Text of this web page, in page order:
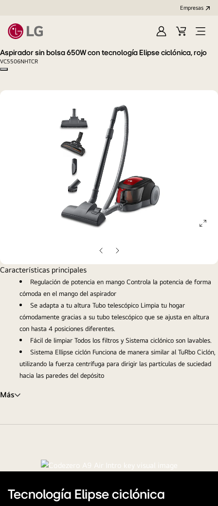
Empresas
Iniciar
Sesión
Carrito
de
compra
Open
Menu
Aspirador sin bolsa 650W con tecnología Elipse ciclónica, rojo
VC5506NHTCR
Copy model name
Diapositiva
anterior
Diapositiva
siguiente
Características principales
Regulación de potencia en mango Controla la potencia de forma
cómoda en el mango del aspirador
Se adapta a tu altura Tubo telescópico Limpia tu hogar
cómodamente gracias a su tubo telescópico que se ajusta en altura
con hasta 4 posiciones diferentes.
Fácil de limpiar Todos los filtros y Sistema ciclónico son lavables.
Sistema Ellipse ciclón Funciona de manera similar al TuRbo Ciclón,
utilizando la fuerza centrífuga para dirigir las partículas de suciedad
hacia las paredes del depósito
Más
Tecnología Elipse ciclónica